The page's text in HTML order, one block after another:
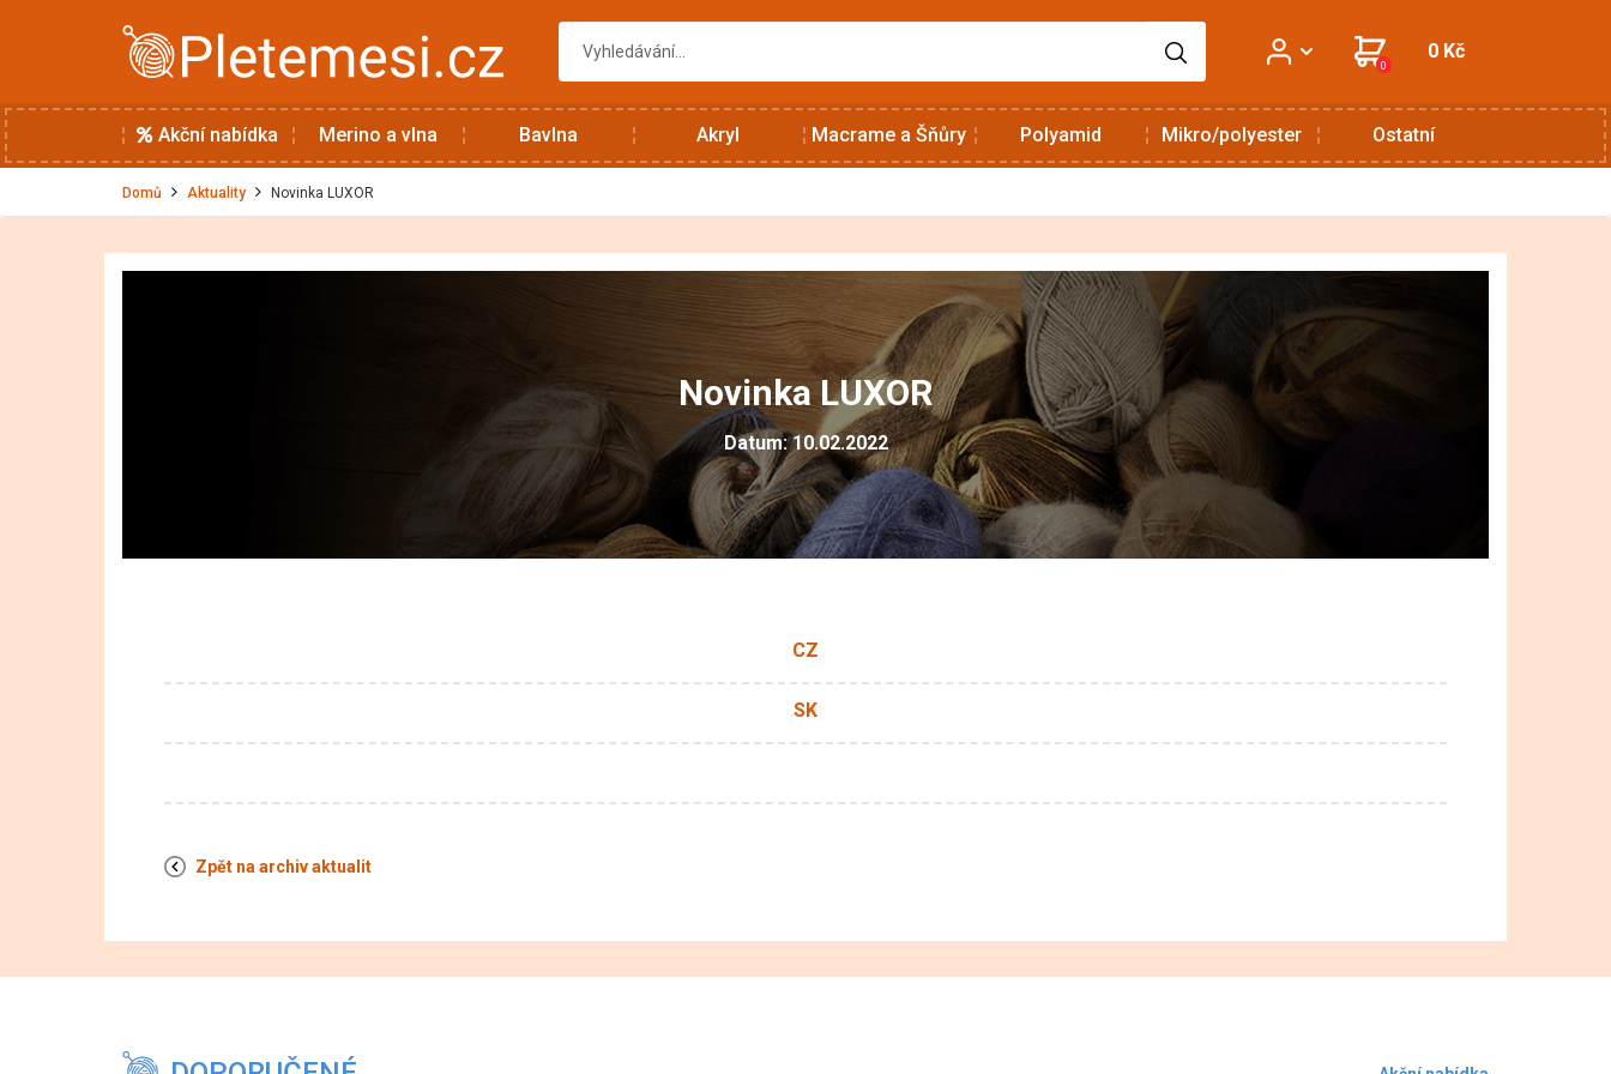
0
0 Kč
Akční nabídka Merino a vlna Bavlna Akryl Macrame a Šňůry Polyamid Mikro/polyester Ostatní
Domů Aktuality Novinka LUXOR
Novinka LUXOR
Datum: 10.02.2022
CZ
SK
Zpět na archiv aktualit